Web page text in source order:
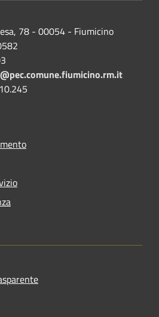
78 - 00054 - Fiumicino